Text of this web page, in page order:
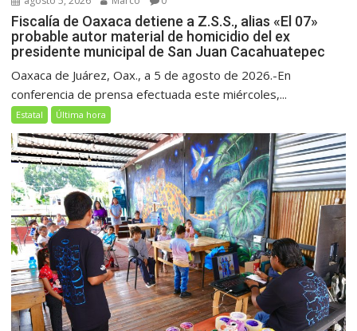
Fiscalía de Oaxaca detiene a Z.S.S., alias «El 07»
probable autor material de homicidio del ex
presidente municipal de San Juan Cacahuatepec
Oaxaca de Juárez, Oax., a 5 de agosto de 2026.-En
conferencia de prensa efectuada este miércoles,...
Estatal Última hora